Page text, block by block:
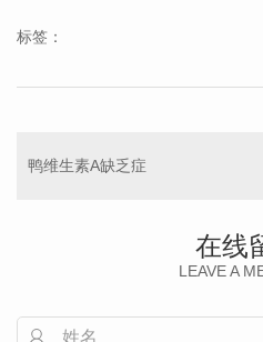
标签：
鸭维生素A缺乏症
在线
LEAVE A